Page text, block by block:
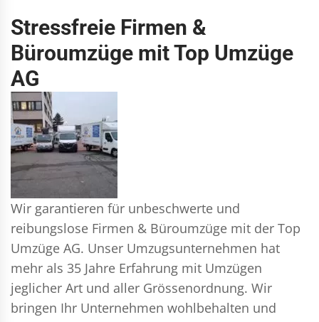
Stressfreie Firmen &
Büroumzüge mit Top Umzüge
AG
Wir garantieren für unbeschwerte und
reibungslose Firmen & Büroumzüge mit der Top
Umzüge AG. Unser Umzugsunternehmen hat
mehr als 35 Jahre Erfahrung mit Umzügen
jeglicher Art und aller Grössenordnung. Wir
bringen Ihr Unternehmen wohlbehalten und